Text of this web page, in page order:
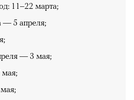
11–22 марта;
— 5 апреля;
— 3 мая;
мая;